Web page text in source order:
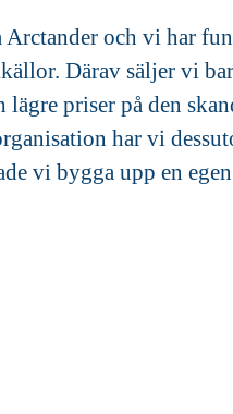
och vi har
Därav säljer vi
lägre priser på den
har vi
vi bygga upp en